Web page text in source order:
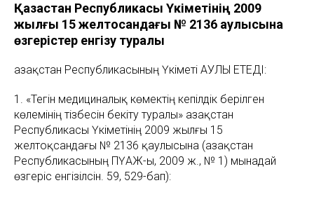
Қазақстан Республикасы Үкіметінің 2009
жылғы 15 желтоқсандағы № 2136 қаулысына
өзгерістер енгізу туралы
Қазақстан Республикасының Үкіметі ҚАУЛЫ ЕТЕДІ:
1. «Тегін медициналық көмектің кепілдік берілген
көлемінің тізбесін бекіту туралы» Қазақстан
Республикасы Үкіметінің 2009 жылғы 15
желтоқсандағы № 2136 қаулысына (Қазақстан
Республикасының ПҮАЖ-ы, 2009 ж., № 1) мынадай
өзгеріс енгізілсін. 59, 529-бап):